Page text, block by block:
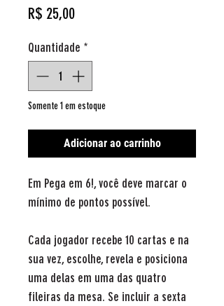
R$ 25,00Preço
Quantidade *
Somente 1 em estoque
Adicionar ao carrinho
Em Pega em 6!, você deve marcar o
mínimo de pontos possível.
Cada jogador recebe 10 cartas e na
sua vez, escolhe, revela e posiciona
uma delas em uma das quatro
fileiras da mesa. Se incluir a sexta